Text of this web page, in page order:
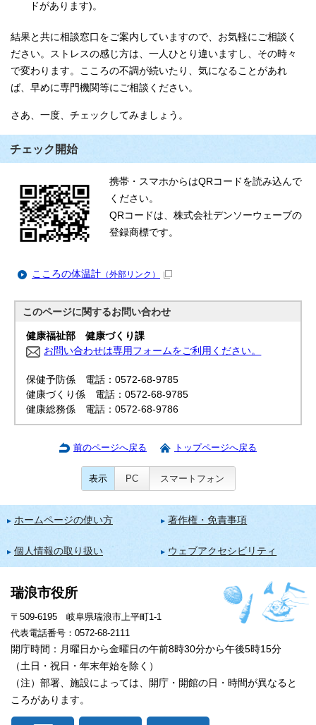
ドがあります)。
結果と共に相談窓口をご案内していますので、お気軽にご相談く
ださい。ストレスの感じ方は、一人ひとり違いますし、その時々
で変わります。こころの不調が続いたり、気になることがあれ
ば、早めに専門機関等にご相談ください。
さあ、一度、チェックしてみましょう。
チェック開始
携帯・スマホからはQRコードを読み込んで
ください。
QRコードは、株式会社デンソーウェーブの
登録商標です。
こころの体温計 （外部リンク）
このページに関するお問い合わせ
健康福祉部 健康づくり課
お問い合わせは専用フォームをご利用ください。
保健予防係 電話：0572-68-9785
健康づくり係 電話：0572-68-9785
健康総務係 電話：0572-68-9786
前のページへ戻る トップページへ戻る
表示 PC スマートフォン
ホームページの使い方 著作権・免責事項
個人情報の取り扱い ウェブアクセシビリティ
瑞浪市役所
〒509-6195 岐阜県瑞浪市上平町1-1
代表電話番号：0572-68-2111
開庁時間：月曜日から金曜日の午前8時30分から午後5時15分
（土日・祝日・年末年始を除く）
（注）部署、施設によっては、開庁・開館の日・時間が異なると
ころがあります。